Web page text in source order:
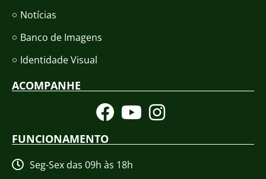
Notícias
Banco de Imagens
Identidade Visual
ACOMPANHE
FUNCIONAMENTO
Seg-Sex das 09h às 18h